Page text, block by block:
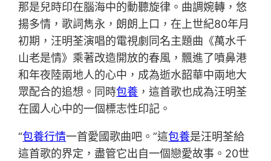
那是兒時印在腦海中的動聽旋律。曲調婉轉，悠
揚多情，歌詞雋永，朗朗上口，在上世紀80年月
初期，汪明荃演唱的電視劇同名主題曲《萬水千
山老是情》乘著改造開放的春風，飄進了噴鼻港
和年夜陸兩地人的心中，成為逝水韶華中兩地大
眾配合的追想。同時包養 ，這首歌也成為汪明荃
在國人心中的一個標志性印記。
“包養行情一首愛國歌曲吧。”這包養是汪明荃給
這首歌的界定，盡管它出自一個戀愛故事。20世